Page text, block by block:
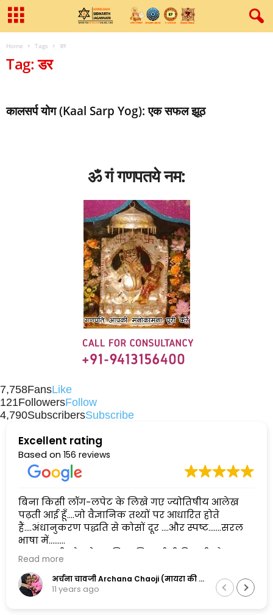
Home Tags डर
Tag: डर
कालसर्प योग (Kaal Sarp Yog): एक सफल झूठ
ॐ गं गणपतये नम:
7,758FansLike
121FollowersFollow
4,790SubscribersSubscribe
Excellent rating
Based on 156 reviews
बिना किसी लॉग-लपेट के लिखे गए ज्योतिषीय आलेख
पढ़ती आई हूँ....जो वैज्ञानिक तथ्यों पर आधारित होते
हैं....अंधानुकरण पद्धति से कोसों दूर ....और स्पष्ट.......सरल
भाषा में......
एक सुलझी सोच के मालिक सिद्धार्थ जी पिछली और
अगली दोनों पीढ़ियों के सामंजस्य को बनाए रखने में
सफल है,और इसलिए मैं इनकी कायल हूँ.......
Read more
अर्चना चावजी Archana Chaoji (मायरा की नानी)
11 years ago